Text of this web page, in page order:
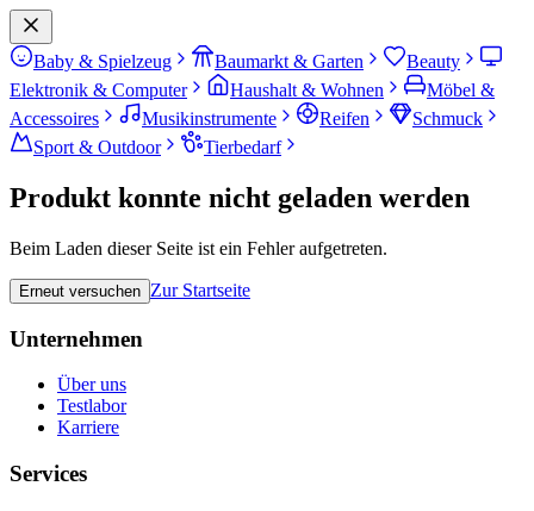
Baby & Spielzeug Baumarkt & Garten
Beauty
Elektronik & Computer
Haushalt & Wohnen
Möbel &
Accessoires
Musikinstrumente Reifen
Schmuck
Sport & Outdoor
Tierbedarf
Produkt konnte nicht geladen werden
Beim Laden dieser Seite ist ein Fehler aufgetreten.
Erneut versuchen Zur Startseite
Unternehmen
Über uns
Testlabor
Karriere
Services